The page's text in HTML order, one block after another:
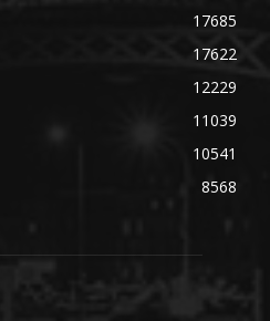
17685
17622
12229
11039
10541
8568